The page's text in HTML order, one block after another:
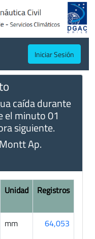
Iniciar Sesión
caída durante
el minuto 01
siguiente.
Ap.
Unidad Registros
mm 64,053